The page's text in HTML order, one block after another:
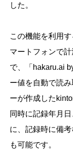
した。
この機能を利用
マートフォンで
で、「hakaru.ai
ー値を自動で読
ーが作成した
同時に記録年月
に、記録時に備
も可能です。